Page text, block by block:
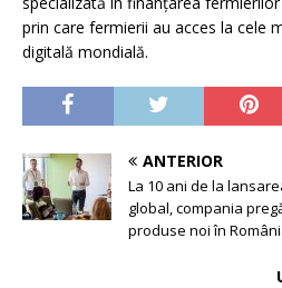
prin care fermierii au acces la cele
digitală mondială.
ANTERIOR
La 10 ani de la
global, compania
produse noi în